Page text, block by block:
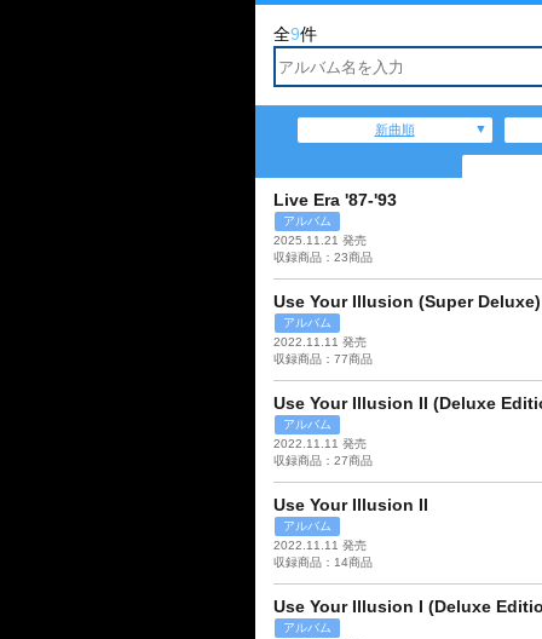
全9件
新曲順
Live Era '87-'93
アルバム
2025.11.21 発売
収録商品：23商品
Use Your Illusion (Super Deluxe)
アルバム
2022.11.11 発売
収録商品：77商品
Use Your Illusion II (Deluxe
アルバム
2022.11.11 発売
収録商品：27商品
Use Your Illusion II
アルバム
2022.11.11 発売
収録商品：14商品
Use Your Illusion I (Deluxe
アルバム